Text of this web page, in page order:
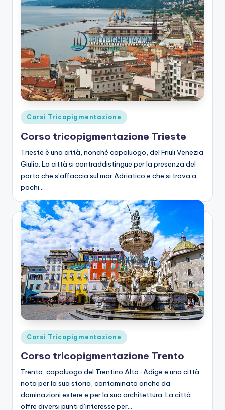
Posted
in
Corsi Tricopigmentazione
Corso tricopigmentazione Trieste
Trieste è una città, nonché capoluogo, del Friuli Venezia
Giulia. La città si contraddistingue per la presenza del
porto che s’affaccia sul mar Adriatico e che si trova a
pochi…
Posted
in
Corsi Tricopigmentazione
Corso tricopigmentazione Trento
Trento, capoluogo del Trentino Alto-Adige e una città
nota per la sua storia, contaminata anche da
dominazioni estere e per la sua architettura. La città
offre diversi punti d’interesse per…